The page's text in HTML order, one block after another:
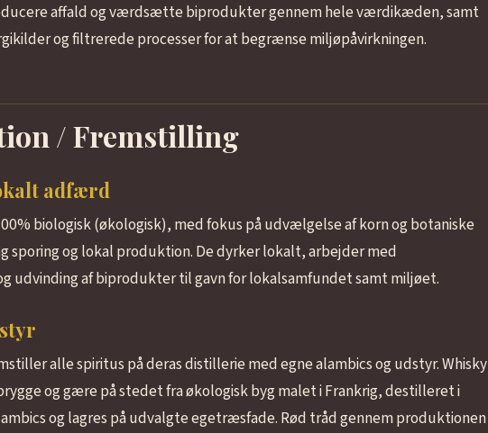
affald og værdsætte biprodukter gennem hele værdikæden, samt
og filtrerede processer for at begrænse miljøpåvirkningen.
/ Fremstilling
adfærd
biologisk (økologisk), med fokus på udvælgelse af korn og botaniske
sporing og lokal produktion. De dyrker lokalt, arbejder med
udvinding af biprodukter til gavn for lokalsamfundet samt miljøet.
alle spiritus på deras distillerie med egne alambics og udstyr. Whisky
og gære på stedet fra økologisk byg malet i Frankrig, destilleret i
og lagres på udvalgte egetræsfade. Rød tråd gennem produktionen